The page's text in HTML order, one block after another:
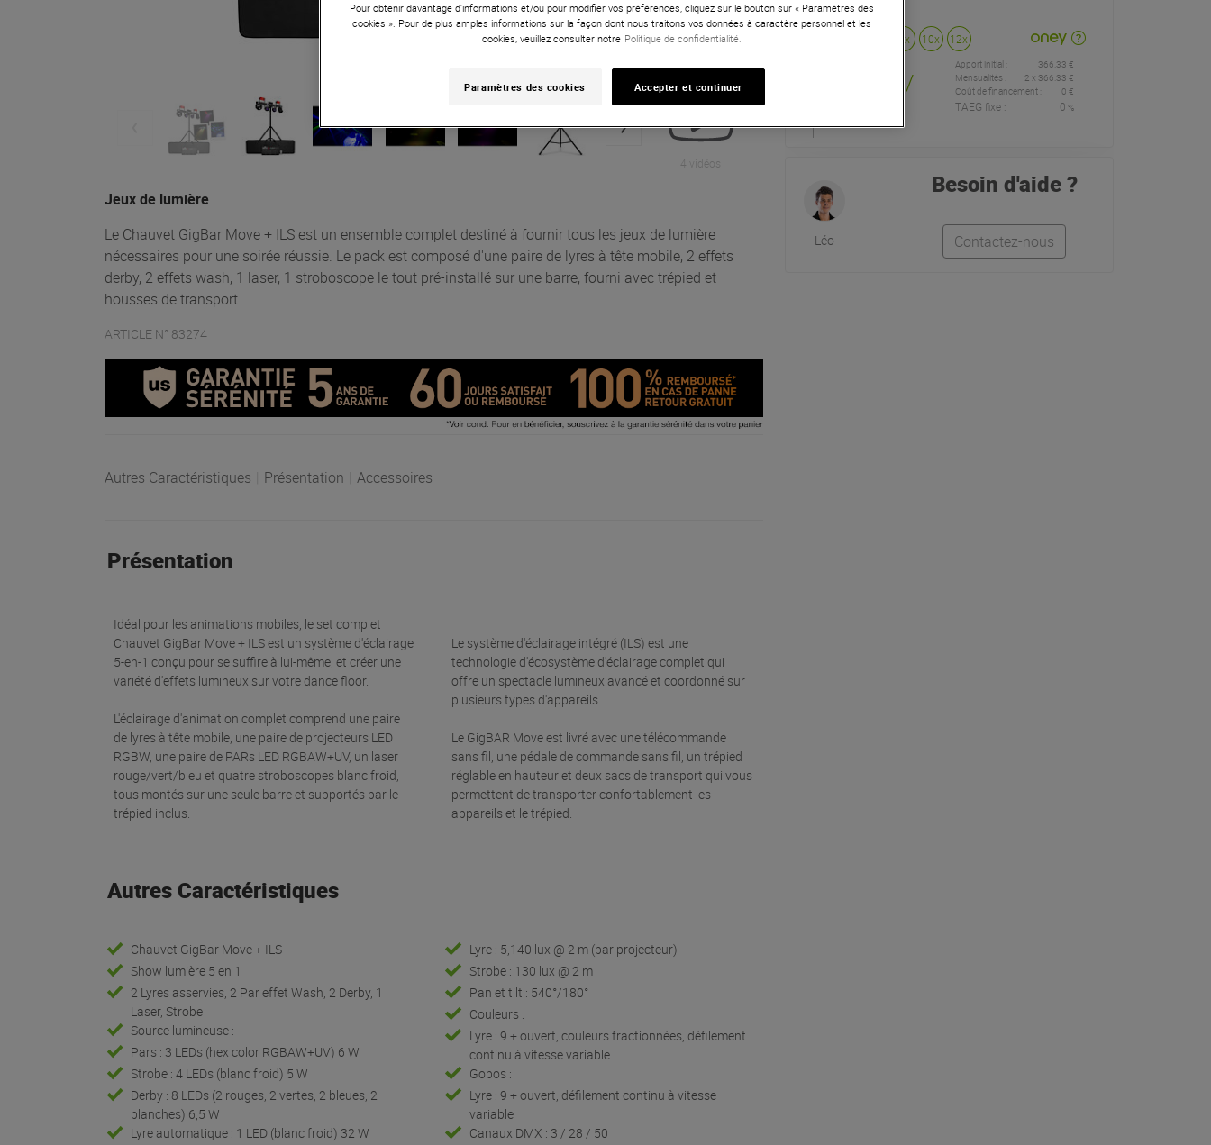
4 vidéos
Jeux de lumière
Le Chauvet GigBar Move + ILS est un ensemble complet destiné à fournir tous les jeux de lumière
nécessaires pour une soirée réussie. Le pack est composé d'une paire de lyres à tête mobile, 2 effets
derby, 2 effets wash, 1 laser, 1 stroboscope le tout pré-installé sur une barre, fourni avec trépied et
housses de transport.
ARTICLE N° 83274
Autres Caractéristiques Présentation Accessoires
Présentation
Idéal pour les animations mobiles, le set complet
Chauvet GigBar Move + ILS est un système d'éclairage
5-en-1 conçu pour se suffire à lui-même, et créer une
variété d'effets lumineux sur votre dance floor.
L'éclairage d'animation complet comprend une paire
de lyres à tête mobile, une paire de projecteurs LED
RGBW, une paire de PARs LED RGBAW+UV, un laser
rouge/vert/bleu et quatre stroboscopes blanc froid,
tous montés sur une seule barre et supportés par le
trépied inclus.
Le système d'éclairage intégré (ILS) est une
technologie d'écosystème d'éclairage complet qui
offre un spectacle lumineux avancé et coordonné sur
plusieurs types d'appareils.
Le GigBAR Move est livré avec une télécommande
sans fil, une pédale de commande sans fil, un trépied
réglable en hauteur et deux sacs de transport qui vous
permettent de transporter confortablement les
appareils et le trépied.
Autres Caractéristiques
Chauvet GigBar Move + ILS
Show lumière 5 en 1
2 Lyres asservies, 2 Par effet Wash, 2 Derby, 1
Laser, Strobe
Source lumineuse :
Pars : 3 LEDs (hex color RGBAW+UV) 6 W
Strobe : 4 LEDs (blanc froid) 5 W
Derby : 8 LEDs (2 rouges, 2 vertes, 2 bleues, 2
blanches) 6,5 W
Lyre automatique : 1 LED (blanc froid) 32 W
Lyre : 5,140 lux @ 2 m (par projecteur)
Strobe : 130 lux @ 2 m
Pan et tilt : 540°/180°
Couleurs :
Lyre : 9 + ouvert, couleurs fractionnées, défilement
continu à vitesse variable
Gobos :
Lyre : 9 + ouvert, défilement continu à vitesse
variable
Canaux DMX : 3 / 28 / 50
4x 10x 12x
/
Apport initial :
366.33 €
Mensualités :
2 x 366.33 €
Coût de financement :
0 €
TAEG fixe : 0 %
Léo
Besoin d'aide ?
Contactez-nous
Pour obtenir davantage d'informations et/ou pour modifier vos préférences, cliquez sur le bouton sur « Paramètres des
cookies ». Pour de plus amples informations sur la façon dont nous traitons vos données à caractère personnel et les
cookies, veuillez consulter notre Politique de confidentialité.
Paramètres des cookies Accepter et continuer